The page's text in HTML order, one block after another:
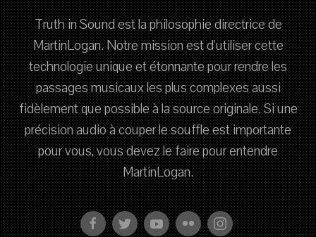
Truth in Sound est la philosophie directrice de
MartinLogan. Notre mission est d'utiliser cette
technologie unique et étonnante pour rendre les
passages musicaux les plus complexes aussi
fidèlement que possible à la source originale. Si une
précision audio à couper le souffle est importante
pour vous, vous devez le faire pour entendre
MartinLogan.